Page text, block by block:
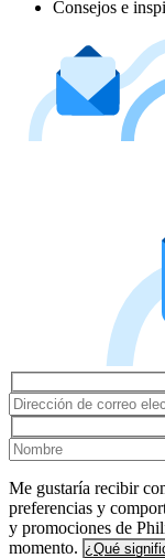
Consejos e
Me gustaría recibir
preferencias y
y promociones de
momento. ¿Qué